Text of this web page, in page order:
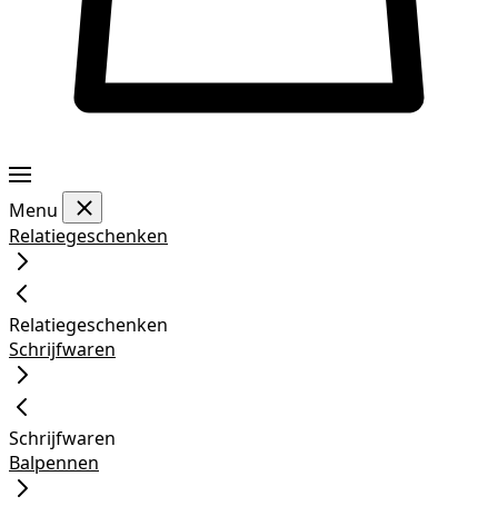
Menu
Relatiegeschenken
Relatiegeschenken
Schrijfwaren
Schrijfwaren
Balpennen